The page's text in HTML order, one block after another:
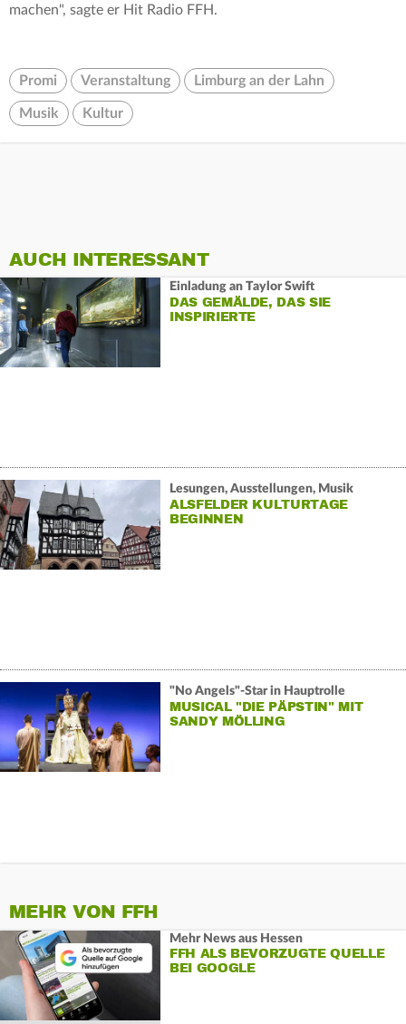
machen", sagte er Hit Radio FFH.
Promi Veranstaltung Limburg an der Lahn
Musik Kultur
AUCH INTERESSANT
Einladung an Taylor Swift
DAS GEMÄLDE, DAS SIE
INSPIRIERTE
Lesungen, Ausstellungen, Musik
ALSFELDER KULTURTAGE
BEGINNEN
"No Angels"-Star in Hauptrolle
MUSICAL "DIE PÄPSTIN" MIT
SANDY MÖLLING
MEHR VON FFH
Mehr News aus Hessen
FFH ALS BEVORZUGTE QUELLE
BEI GOOGLE